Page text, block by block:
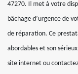
47270. Il met à votre
bâchage d’urgence de
de réparation. Ce
abordables et son
site internet ou